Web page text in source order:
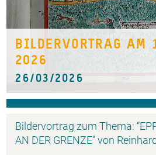
BILDERVORTRAG
2026
26/03/2026
Bildervortrag zum Thema:
AN DER GRENZE” von